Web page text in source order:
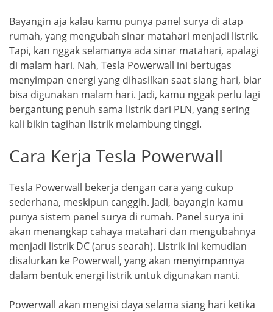
Bayangin aja kalau kamu punya panel surya di atap
rumah, yang mengubah sinar matahari menjadi listrik.
Tapi, kan nggak selamanya ada sinar matahari, apalagi
di malam hari. Nah, Tesla Powerwall ini bertugas
menyimpan energi yang dihasilkan saat siang hari, biar
bisa digunakan malam hari. Jadi, kamu nggak perlu lagi
bergantung penuh sama listrik dari PLN, yang sering
kali bikin tagihan listrik melambung tinggi.
Cara Kerja Tesla Powerwall
Tesla Powerwall bekerja dengan cara yang cukup
sederhana, meskipun canggih. Jadi, bayangin kamu
punya sistem panel surya di rumah. Panel surya ini
akan menangkap cahaya matahari dan mengubahnya
menjadi listrik DC (arus searah). Listrik ini kemudian
disalurkan ke Powerwall, yang akan menyimpannya
dalam bentuk energi listrik untuk digunakan nanti.
Powerwall akan mengisi daya selama siang hari ketika